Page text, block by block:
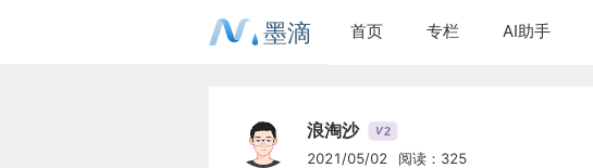
墨滴 首页 专栏 AI助手
浪淘沙 V2
2021/05/02 阅读：325